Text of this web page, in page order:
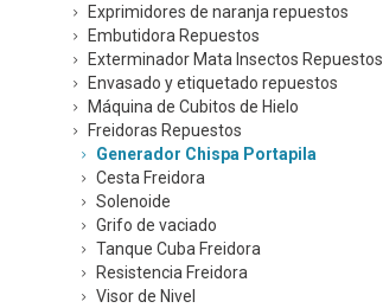
Exprimidores de naranja repuestos
Embutidora Repuestos
Exterminador Mata Insectos Repuestos
Envasado y etiquetado repuestos
Máquina de Cubitos de Hielo
Freidoras Repuestos
Generador Chispa Portapila
Cesta Freidora
Solenoide
Grifo de vaciado
Tanque Cuba Freidora
Resistencia Freidora
Visor de Nivel